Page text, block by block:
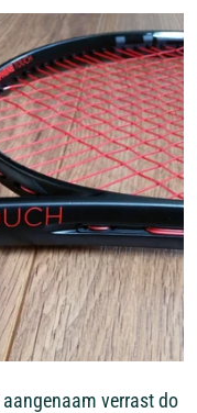
aangenaam verrast do